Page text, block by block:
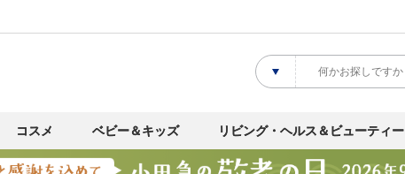
コスメ ベビー＆キッズ リビング・ヘルス＆ビューティー